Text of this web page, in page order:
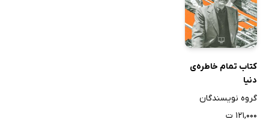
کتاب تمام خاطره‌ی
دنیا
گروه نویسندگان
۱۲۱,۰۰۰ ت